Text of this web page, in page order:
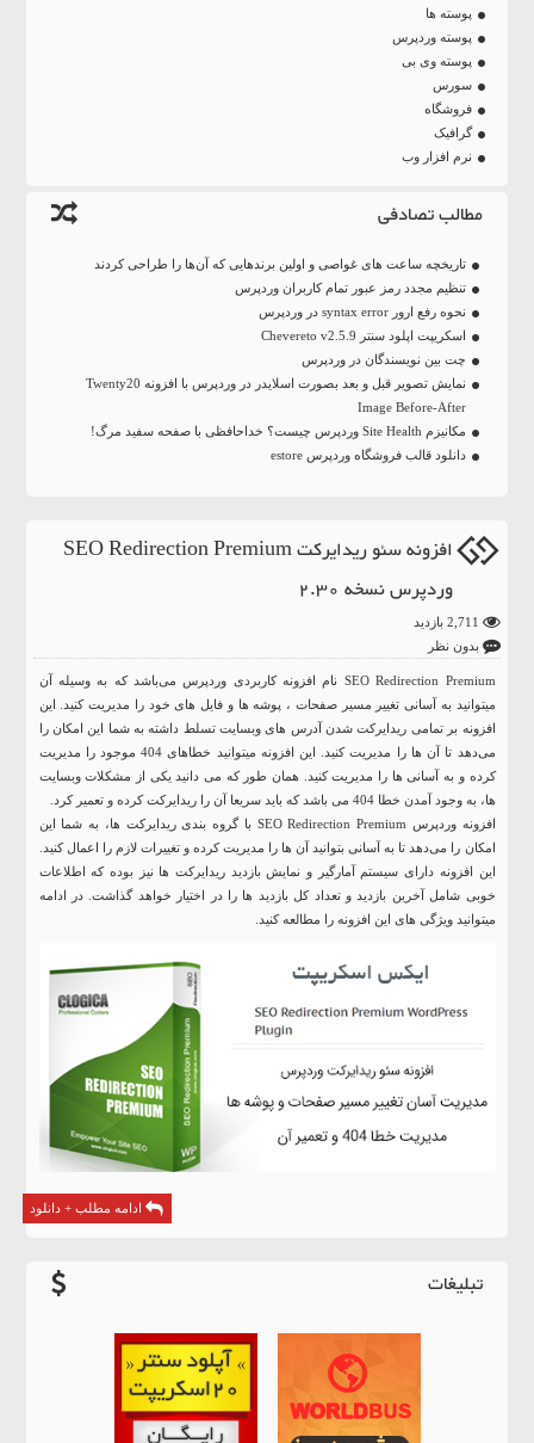
پوسته ها
پوسته وردپرس
پوسته وی بی
سورس
فروشگاه
گرافیک
نرم افزار وب
مطالب تصادفی
تاریخچه ساعت‌ های غواصی و اولین برندهایی که آن‌ها را طراحی کردند
تنظیم مجدد رمز عبور تمام کاربران وردپرس
نحوه رفع ارور syntax error در وردپرس
اسکریپت اپلود سنتر Chevereto v2.5.9
چت بین نویسندگان در وردپرس
نمایش تصویر قبل و بعد بصورت اسلایدر در وردپرس با افزونه Twenty20
Image Before-After
مکانیزم Site Health وردپرس چیست؟ خداحافظی با صفحه سفید مرگ!
دانلود قالب فروشگاه وردپرس estore
افزونه سئو ریدایرکت SEO Redirection Premium
وردپرس نسخه 2.30
بدون نظر
SEO Redirection Premium نام افزونه کاربردی وردپرس می‌باشد که به وسیله آن
میتوانید به آسانی تغییر مسیر صفحات ، پوشه ها و فایل های خود را مدیریت کنید. این
افزونه بر تمامی ریدایرکت شدن آدرس های وبسایت تسلط داشته به شما این امکان را
می‌دهد تا آن ها را مدیریت کنید. این افزونه میتوانید خطاهای 404 موجود را مدیریت
کرده و به آسانی ها را مدیریت کنید. همان طور که می دانید یکی از مشکلات وبسایت
ها، به وجود آمدن خطا 404 می باشد که باید سریعا آن را ریدایرکت کرده و تعمیر کرد.
افزونه وردپرس SEO Redirection Premium با گروه بندی ریدایرکت ها، به شما این
امکان را می‌دهد تا به آسانی بتوانید آن ها را مدیریت کرده و تغییرات لازم را اعمال کنید.
این افزونه دارای سیستم آمارگیر و نمایش بازدید ریدایرکت ها نیز بوده که اطلاعات
خوبی شامل آخرین بازدید و تعداد کل بازدید ها را در اختیار خواهد گذاشت. در ادامه
میتوانید ویژگی های این افزونه را مطالعه کنید.
ادامه مطلب + دانلود
تبلیغات